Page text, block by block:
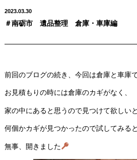
2023.03.30
＃南砺市 遺品整理 倉庫・車庫編
前回のブログの続き、今回は倉庫と車庫
お見積もりの時には倉庫のカギがなく、
家の中にあると思うので見つけて欲しい
何個かカギが見つかったので試してみると
無事、開きました